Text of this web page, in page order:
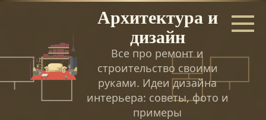
Перейти
Архитектура и
дизайн
Все про ремонт и
строительство своими
руками. Идеи дизайна
интерьера: советы, фото и
примеры